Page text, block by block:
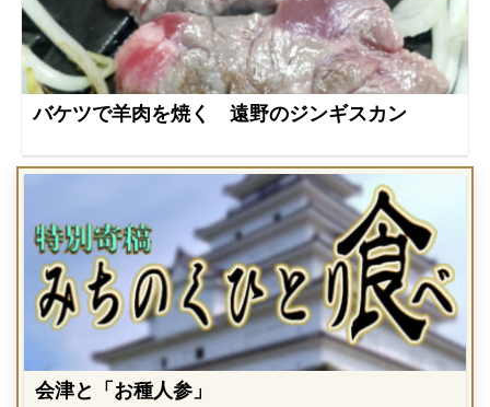
バケツで羊肉を焼く 遠野のジンギスカン
会津と「お種人参」